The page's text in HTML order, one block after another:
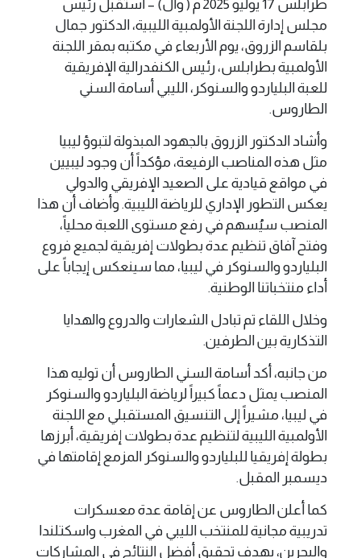
طرابلس 17 يوليو 2025 م ( وال) – استقبل رئيس
مجلس إدارة اللجنة الأولمبية الليبية، الدكتور جمال
بلقاسم الزروق، يوم الأربعاء في مكتبه بمقر اللجنة
الأولمبية بطرابلس، رئيس الكنفدرالية الإفريقية
للعبة البلياردو والسنوكر، الليبي أسامة السني
الطاروس.
وأشاد الدكتور الزروق بالجهود المبذولة لتبوؤ ليبيا
مثل هذه المناصب الرفيعة، مؤكداً أن وجود ليبيين
في مواقع قيادية على الصعيد الإفريقي والدولي
يعكس التطور الإداري للرياضة الليبية. وأضاف أن هذا
المنصب سيُسهم في رفع مستوى اللعبة محلياً،
وفتح آفاق تنظيم عدة بطولات إفريقية لجميع فروع
البلياردو والسنوكر في ليبيا، مما سينعكس إيجاباً على
أداء منتخباتنا الوطنية.
وخلال اللقاء تم تبادل الشعارات والدروع والهدايا
التذكارية بين الطرفين.
من جانبه، أكد أسامة السني الطاروس أن توليه هذا
المنصب يمثل دعماً كبيراً لرياضة البلياردو والسنوكر
في ليبيا، مشيراً إلى التنسيق المستقبلي مع اللجنة
الأولمبية الليبية لتنظيم عدة بطولات إفريقية، أبرزها
بطولة إفريقيا للبلياردو والسنوكر المزمع إقامتها في
ديسمبر المقبل.
كما أعلن الطاروس عن إقامة عدة معسكرات
تدريبية مجانية للمنتخب الليبي في المغرب واسكتلندا
والبحرين، بهدف تحقيق أفضل النتائج في المشاركات